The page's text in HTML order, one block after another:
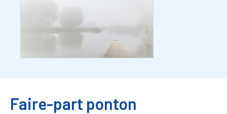
Faire-part ponton